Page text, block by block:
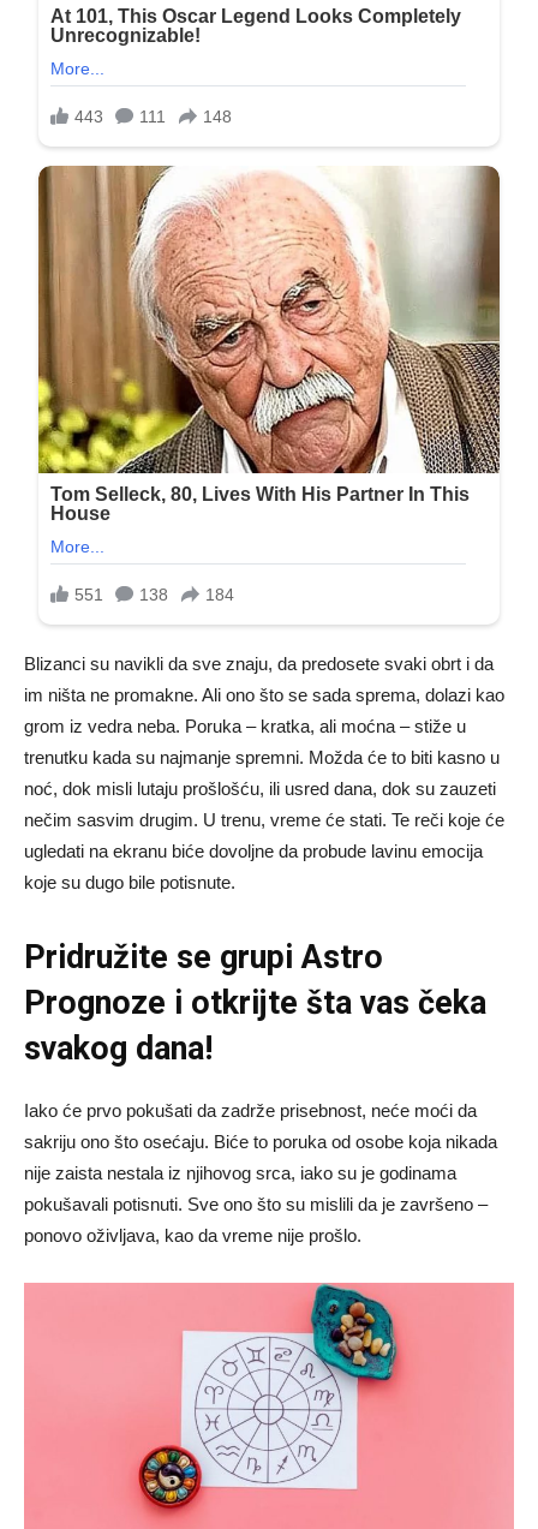
Blizanci su navikli da sve znaju, da predosete svaki obrt i da
im ništa ne promakne. Ali ono što se sada sprema, dolazi kao
grom iz vedra neba. Poruka – kratka, ali moćna – stiže u
trenutku kada su najmanje spremni. Možda će to biti kasno u
noć, dok misli lutaju prošlošću, ili usred dana, dok su zauzeti
nečim sasvim drugim. U trenu, vreme će stati. Te reči koje će
ugledati na ekranu biće dovoljne da probude lavinu emocija
koje su dugo bile potisnute.
Pridružite se grupiAstro
Prognoze i otkrijte šta vas čeka
svakog dana!
Iako će prvo pokušati da zadrže prisebnost, neće moći da
sakriju ono što osećaju. Biće to poruka od osobe koja nikada
nije zaista nestala iz njihovog srca, iako su je godinama
pokušavali potisnuti. Sve ono što su mislili da je završeno –
ponovo oživljava, kao da vreme nije prošlo.